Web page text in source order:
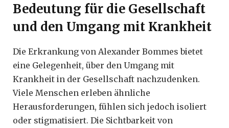
Bedeutung für die Gesellschaft
und den Umgang mit Krankheit
Die Erkrankung von Alexander Bommes bietet
eine Gelegenheit, über den Umgang mit
Krankheit in der Gesellschaft nachzudenken.
Viele Menschen erleben ähnliche
Herausforderungen, fühlen sich jedoch isoliert
oder stigmatisiert. Die Sichtbarkeit von